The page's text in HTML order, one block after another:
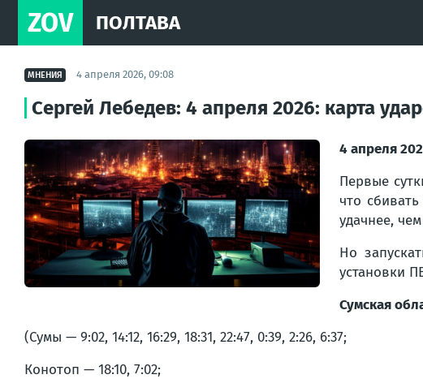
ZOV ПОЛТАВА
МНЕНИЯ 4 апреля 2026, 09:08
Сергей Лебедев: 4 апреля 2026: карта
4 апреля
Первые
что
удачнее,
Но
установки
Сумская
(Сумы — 9:02, 14:12, 16:29, 18:31, 22:47, 0:39, 2:26, 6:37;
Конотоп — 18:10, 7:02;